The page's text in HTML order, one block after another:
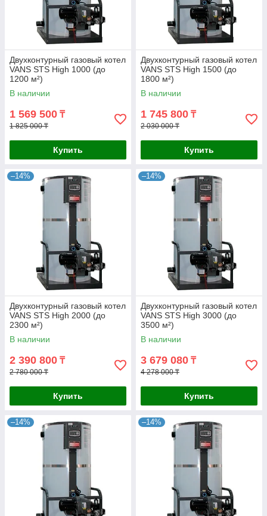
Двухконтурный газовый котел
VANS STS High 1000 (до
1200 м²)
В наличии
1 569 500 ₸
1 825 000 ₸
Купить
Двухконтурный газовый котел
VANS STS High 1500 (до
1800 м²)
В наличии
1 745 800 ₸
2 030 000 ₸
Купить
–14%
Двухконтурный газовый котел
VANS STS High 2000 (до
2300 м²)
В наличии
2 390 800 ₸
2 780 000 ₸
Купить
–14%
Двухконтурный газовый котел
VANS STS High 3000 (до
3500 м²)
В наличии
3 679 080 ₸
4 278 000 ₸
Купить
–14% –14%